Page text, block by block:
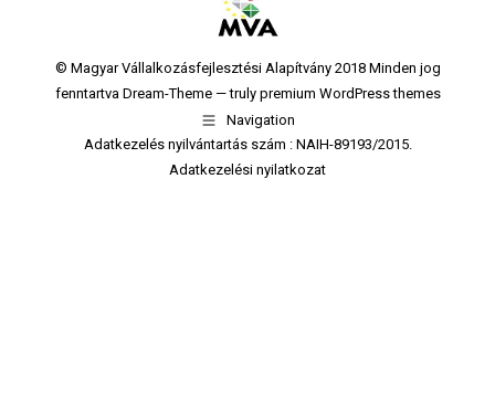
© Magyar Vállalkozásfejlesztési Alapítvány 2018 Minden jog
fenntartva Dream-Theme — truly premium WordPress themes
Navigation
Adatkezelés nyilvántartás szám : NAIH-89193/2015.
Adatkezelési nyilatkozat